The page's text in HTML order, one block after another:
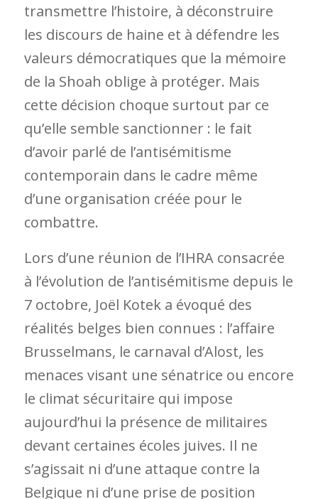
transmettre l’histoire, à déconstruire
les discours de haine et à défendre les
valeurs démocratiques que la mémoire
de la Shoah oblige à protéger. Mais
cette décision choque surtout par ce
qu’elle semble sanctionner : le fait
d’avoir parlé de l’antisémitisme
contemporain dans le cadre même
d’une organisation créée pour le
combattre.
Lors d’une réunion de l’IHRA consacrée
à l’évolution de l’antisémitisme depuis le
7 octobre, Joël Kotek a évoqué des
réalités belges bien connues : l’affaire
Brusselmans, le carnaval d’Alost, les
menaces visant une sénatrice ou encore
le climat sécuritaire qui impose
aujourd’hui la présence de militaires
devant certaines écoles juives. Il ne
s’agissait ni d’une attaque contre la
Belgique ni d’une prise de position